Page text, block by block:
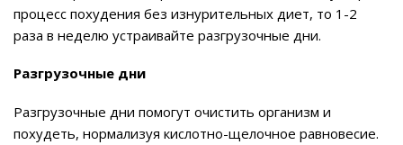
процесс похудения без изнурительных диет, то 1-2
раза в неделю устраивайте разгрузочные дни.
Разгрузочные дни
Разгрузочные дни помогут очистить организм и
похудеть, нормализуя кислотно-щелочное равновесие.